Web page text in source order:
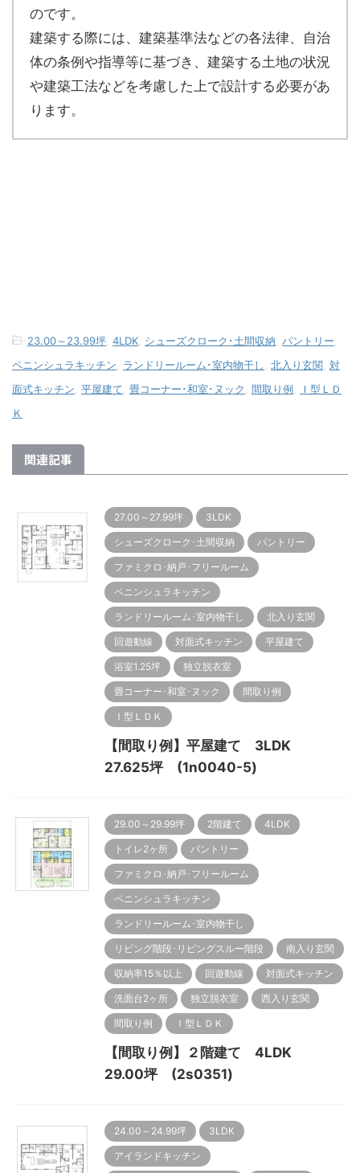
のです。
建築する際には、建築基準法などの各法律、自治
体の条例や指導等に基づき、建築する土地の状況
や建築工法などを考慮した上で設計する必要があ
ります。
-23.00～23.99坪 4LDK シューズクローク･土間収納 パントリー
ペニンシュラキッチン
ランドリールーム･室内物干し 北入り玄関 対
面式キッチン 平屋建て 畳コーナー･和室･ヌック 間取り例
Ｉ型ＬＤ
Ｋ
関連記事
27.00～27.99坪 3LDK
シューズクローク･土間収納 パントリー
ファミクロ･納戸･フリールーム
ペニンシュラキッチン
ランドリールーム･室内物干し 北入り玄関
回遊動線 対面式キッチン 平屋建て
浴室1.25坪 独立脱衣室
畳コーナー･和室･ヌック 間取り例
Ｉ型ＬＤＫ
【間取り例】平屋建て 3LDK
27.625坪 (1n0040-5)
29.00～29.99坪 2階建て 4LDK
トイレ2ヶ所 パントリー
ファミクロ･納戸･フリールーム
ペニンシュラキッチン
ランドリールーム･室内物干し
リビング階段･リビングスルー階段 南入り玄関
収納率15％以上 回遊動線 対面式キッチン
洗面台2ヶ所 独立脱衣室 西入り玄関
間取り例 Ｉ型ＬＤＫ
【間取り例】２階建て 4LDK
29.00坪 (2s0351)
24.00～24.99坪 3LDK
アイランドキッチン